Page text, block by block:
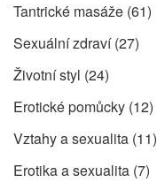
Tantrické masáže (61)
Sexuální zdraví(27)
Životní styl (24)
Erotické pomůcky (12)
Vztahy a sexualita (11)
Erotika a sexualita (7)